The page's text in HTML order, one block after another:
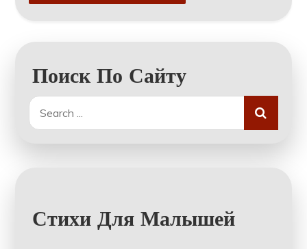
Поиск По Сайту
Search
for:
Стихи Для Малышей